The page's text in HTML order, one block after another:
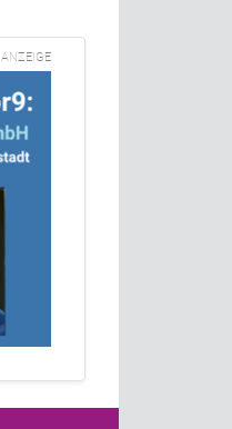
ANZEIGE